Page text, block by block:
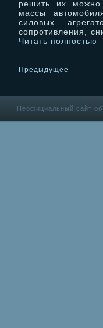
решить их можно
массы
силовых
сопротивления,
Читать полностью
Предыдущее
Неофициальный сайт